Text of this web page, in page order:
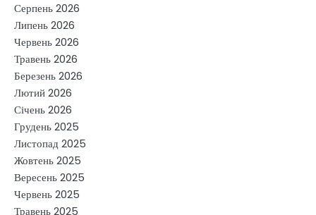
Серпень 2026
Липень 2026
Червень 2026
Травень 2026
Березень 2026
Лютий 2026
Січень 2026
Грудень 2025
Листопад 2025
Жовтень 2025
Вересень 2025
Червень 2025
Травень 2025